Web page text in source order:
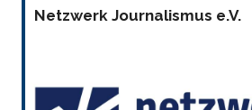
Netzwerk Journalismus e.V.